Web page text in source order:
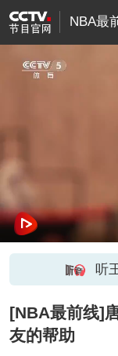
NBA最
听
[NBA最前线]
友的帮助